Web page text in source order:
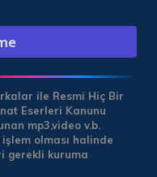
ile Resmi Hiç Bir
Eserleri Kanunu
mp3,video v.b.
işlem olması halinde
gerekli kuruma